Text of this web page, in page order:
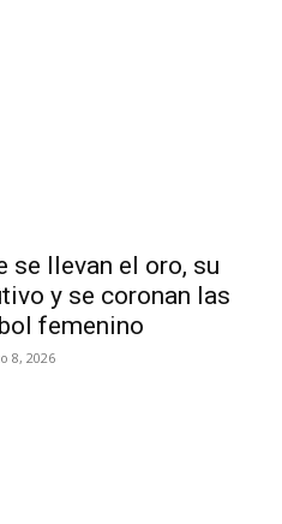
se llevan el oro, su
y se coronan las
femenino
8, 2026